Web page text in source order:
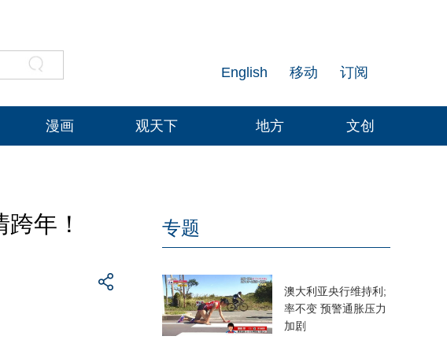
订阅
移动
English
漫画 观天下 地方 文创
年！ 专题
澳大利亚央行维持利;
率不变 预警通胀压力
加剧